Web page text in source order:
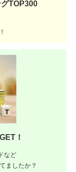
TOP300
！
など
ましたか？